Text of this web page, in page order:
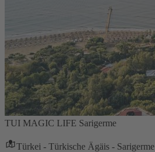
TUI MAGIC LIFE Sarigerme
Türkei - Türkische Ägäis - Sarigerme